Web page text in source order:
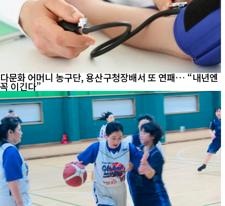
다문화 어머니 농구단, 용산구청장배서 또 연패… “내년엔
꼭 이긴다”